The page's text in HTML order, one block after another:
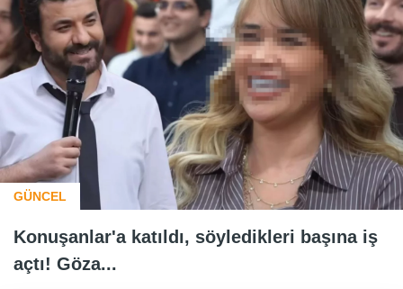
GÜNCEL
Konuşanlar'a katıldı, söyledikleri başına iş
açtı! Göza...